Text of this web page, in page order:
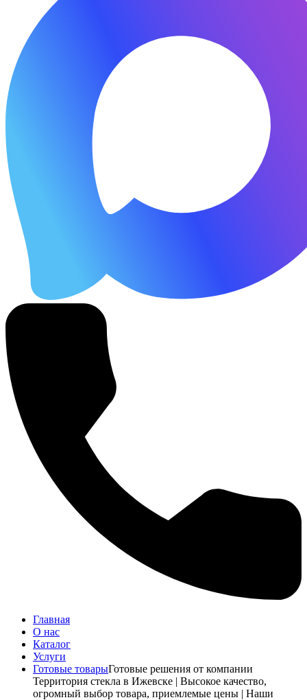
Главная
О нас
Каталог
Услуги
Готовые товарыГотовые решения от компании
Территория стекла в Ижевске | Высокое качество,
огромный выбор товара, приемлемые цены | Наши